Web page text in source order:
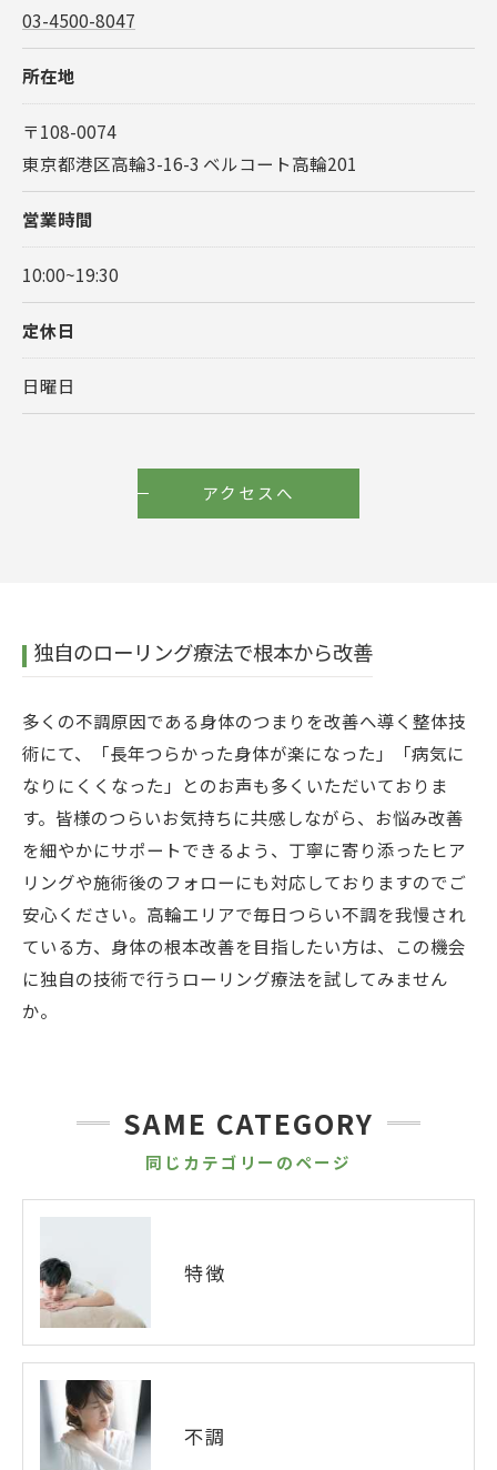
03-4500-8047
所在地
〒108-0074
東京都港区高輪3-16-3 ベルコート高輪201
営業時間
10:00~19:30
定休日
日曜日
アクセスへ
独自のローリング療法で根本から改善
多くの不調原因である身体のつまりを改善へ導く整体技
術にて、「長年つらかった身体が楽になった」「病気に
なりにくくなった」とのお声も多くいただいておりま
す。皆様のつらいお気持ちに共感しながら、お悩み改善
を細やかにサポートできるよう、丁寧に寄り添ったヒア
リングや施術後のフォローにも対応しておりますのでご
安心ください。高輪エリアで毎日つらい不調を我慢され
ている方、身体の根本改善を目指したい方は、この機会
に独自の技術で行うローリング療法を試してみません
か。
同じカテゴリーのページ
SAME CATEGORY
特徴
不調